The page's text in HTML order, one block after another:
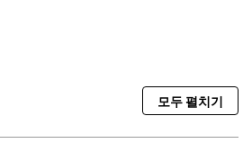
모두 펼치기